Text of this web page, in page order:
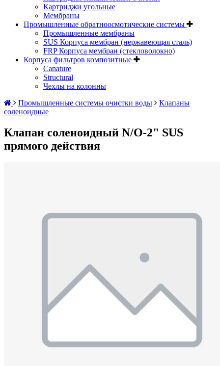
Картриджи угольные
Мембраны
Промышленные обратноосмотические системы
Промышленные мембраны
SUS Корпуса мембран (нержавеющая сталь)
FRP Корпуса мембран (стекловолокно)
Корпуса фильтров композитные
Canature
Structural
Чехлы на колонны
Промышленные системы очистки воды
Клапаны
соленоидные
Клапан соленоидный N/O-2" SUS
прямого действия